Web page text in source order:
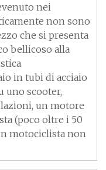
nei
non sono
che si presenta
bellicoso alla
in tubi di acciaio
uno scooter,
un motore
(poco oltre i 50
motociclista non